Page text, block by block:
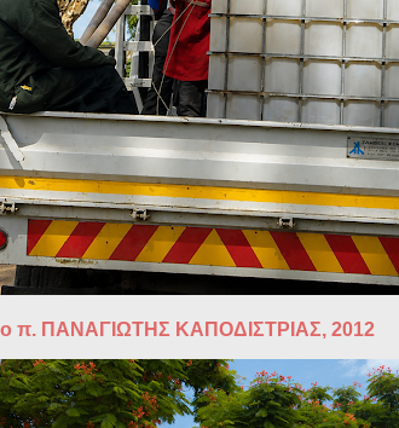
ο π. ΠΑΝΑΓΙΩΤΗΣ ΚΑΠΟΔΙΣΤΡΙΑΣ, 2012